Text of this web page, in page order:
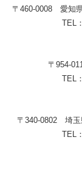
〒460-0008 愛知
TEL
〒954-
TEL
〒340-0802 埼玉
TEL